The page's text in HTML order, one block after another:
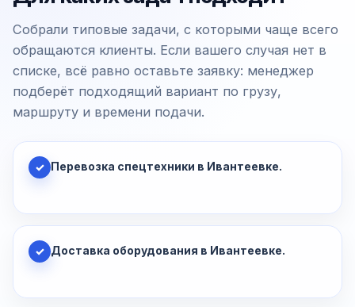
Собрали типовые задачи, с которыми чаще всего
обращаются клиенты. Если вашего случая нет в
списке, всё равно оставьте заявку: менеджер
подберёт подходящий вариант по грузу,
маршруту и времени подачи.
✓ Перевозка спецтехники в Ивантеевке.
✓ Доставка оборудования в Ивантеевке.